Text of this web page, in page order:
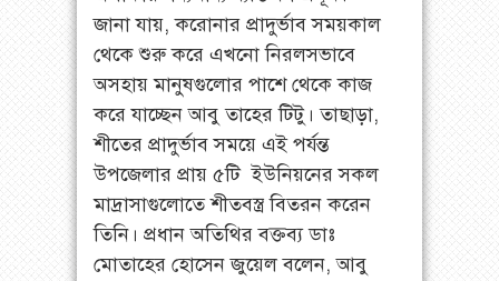
জানা যায়, করোনার প্রাদুর্ভাব সময়কাল
থেকে শুরু করে এখনো নিরলসভাবে
অসহায় মানুষগুলোর পাশে থেকে কাজ
করে যাচ্ছেন আবু তাহের টিটু। তাছাড়া,
শীতের প্রাদুর্ভাব সময়ে এই পর্যন্ত
উপজেলার প্রায় ৫টি ইউনিয়নের সকল
মাদ্রাসাগুলোতে শীতবস্ত্র বিতরন করেন
তিনি। প্রধান অতিথির বক্তব্য ডাঃ
মোতাহের হোসেন জুয়েল বলেন, আবু